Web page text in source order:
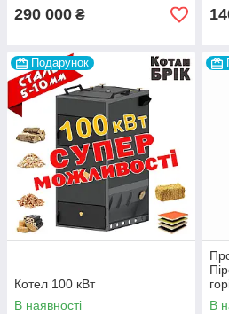
290 000 ₴
Подарунок
Котел 100 кВт
В наявності
В